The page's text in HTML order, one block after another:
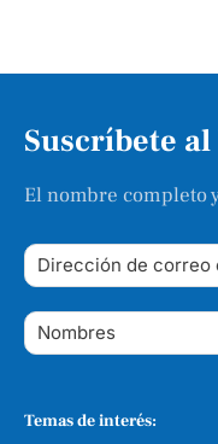
Suscríbete
El nombre completo
Temas de interés: